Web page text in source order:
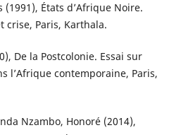
(1991), États d’Afrique Noire.
crise, Paris, Karthala.
De la Postcolonie. Essai sur
l’Afrique contemporaine, Paris,
Nzambo, Honoré (2014),